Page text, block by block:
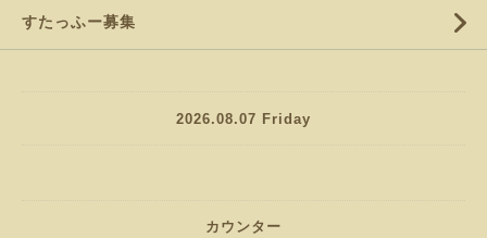
すたっふー募集
2026.08.07 Friday
カウンター